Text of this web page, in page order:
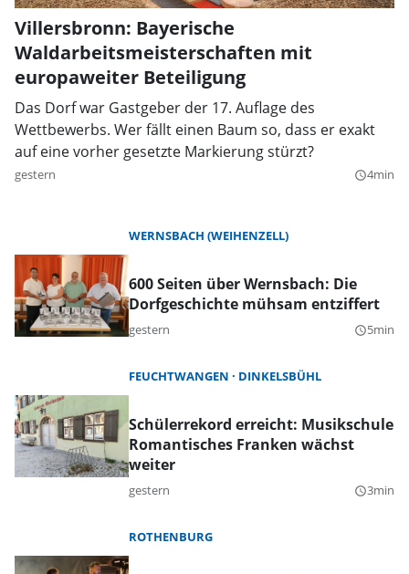
Villersbronn: Bayerische
Waldarbeitsmeisterschaften mit
europaweiter Beteiligung
Das Dorf war Gastgeber der 17. Auflage des
Wettbewerbs. Wer fällt einen Baum so, dass er exakt
auf eine vorher gesetzte Markierung stürzt?
gestern query_builder4min
WERNSBACH (WEIHENZELL)
600 Seiten über Wernsbach: Die
Dorfgeschichte mühsam entziffert
gestern query_builder5min
FEUCHTWANGEN DINKELSBÜHL
Schülerrekord erreicht: Musikschule
Romantisches Franken wächst
weiter
gestern query_builder3min
ROTHENBURG